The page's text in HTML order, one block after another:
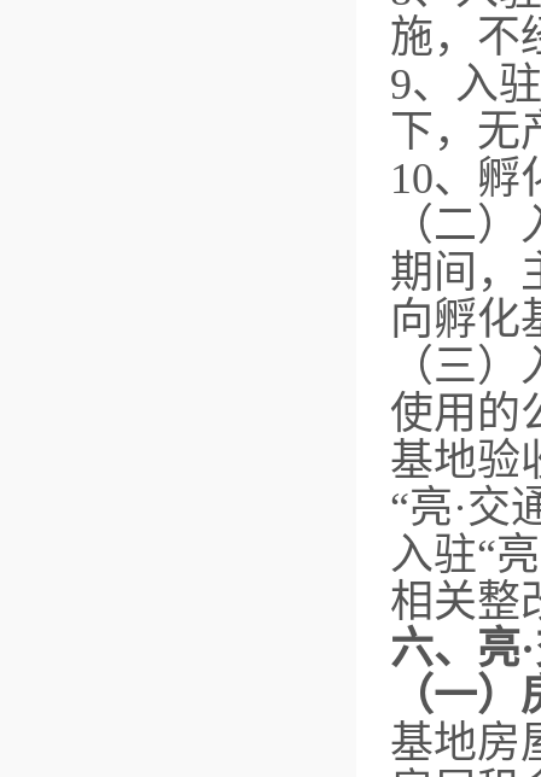
施，不
9、入
下，无
10、孵
（二
期间，
向孵化
（三
使用的
基地验
“亮·交
入驻“
相关整
六、亮
（一
基地房